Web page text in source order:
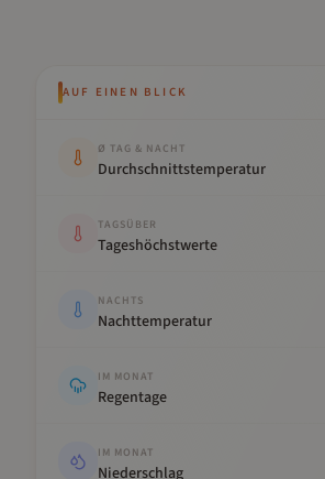
AUF EINEN BLICK
Ø TAG & NACHT
Durchschnittstemperatur
TAGSÜBER
Tageshöchstwerte
NACHTS
Nachttemperatur
IM MONAT
Regentage
IM MONAT
Niederschlag